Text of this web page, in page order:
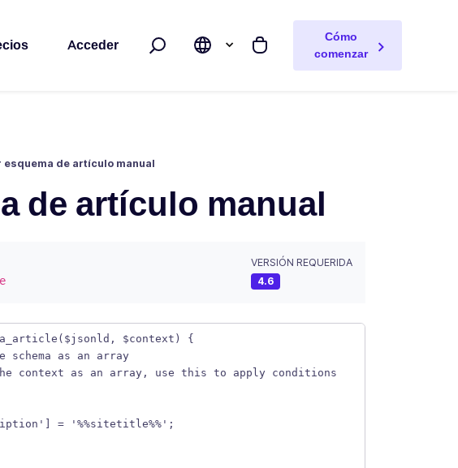
Acceder
Buscar Mi carrito
Cómo
comenzar
esquema de artículo manual
de artículo manual
VERSIÓN REQUERIDA
4.6
$context) {
schema as an array
context as an array, use this to apply conditions
= '%%sitetitle%%';